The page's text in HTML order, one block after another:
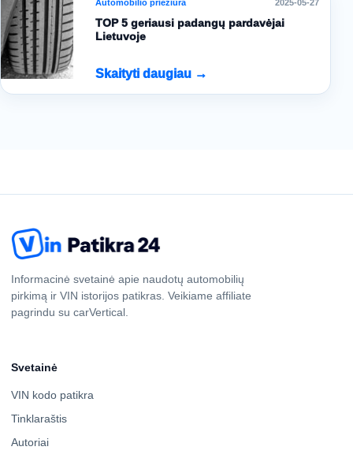
Automobilio priežiūra 2025-05-27
TOP 5 geriausi padangų pardavėjai
Lietuvoje
Skaityti daugiau →
Informacinė svetainė apie naudotų automobilių
pirkimą ir VIN istorijos patikras. Veikiame affiliate
pagrindu su carVertical.
Svetainė
VIN kodo patikra
Tinklaraštis
Autoriai